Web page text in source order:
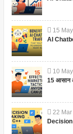
15 May
AI
10 May
15 आसान
22 Mar
Decision